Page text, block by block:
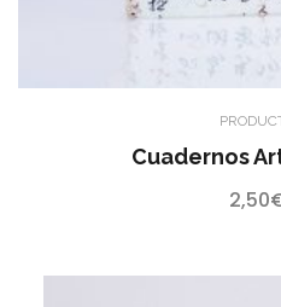
Cuadernos
2,50